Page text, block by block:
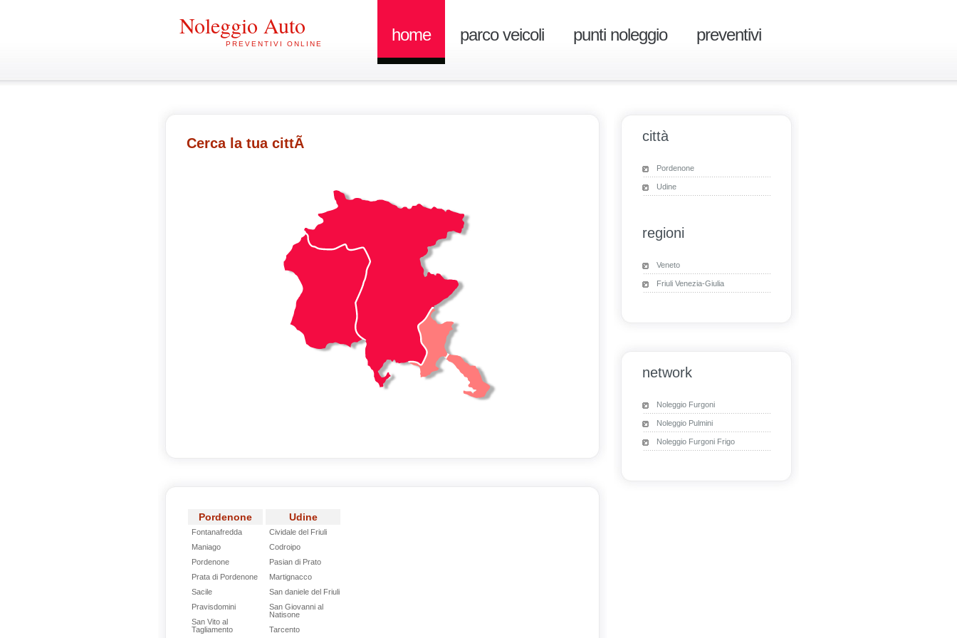
Noleggio Auto
PREVENTIVI ONLINE home parco veicoli punti noleggio preventivi
Cerca la tua cittÃ
Pordenone
Fontanafredda
Maniago
Pordenone
Prata di Pordenone
Sacile
Pravisdomini
San Vito al
Tagliamento
Udine
Cividale del Friuli
Codroipo
Pasian di Prato
Martignacco
San daniele del Friuli
San Giovanni al
Natisone
Tarcento
città
Pordenone
Udine
regioni
Veneto
Friuli Venezia-Giulia
network
Noleggio Furgoni
Noleggio Pulmini
Noleggio Furgoni Frigo